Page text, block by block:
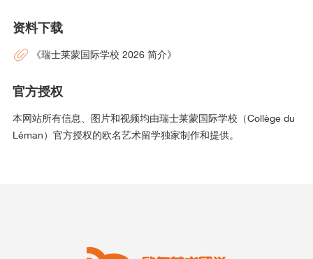
资料下载
《瑞士莱蒙国际学校 2026 简介》
官方授权
本网站所有信息、图片和视频均由瑞士莱蒙国际学校（Collège du
Léman）官方授权的欧名艺术留学独家制作和提供。